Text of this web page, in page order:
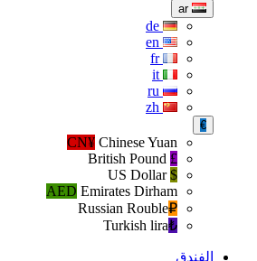
ar
fr
€
CN¥ Chinese Yuan
£
$
US Dollar
AED Emirates Dirham
₽‎
Russian Rouble
₺‎
Turkish lira
الفندق